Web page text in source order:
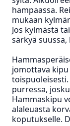
hampaassa.
mukaan
Jos kylmästä
särkyä
jomottava kipu
purressa,
Hammaskipu
alaleuasta
koputukselle.